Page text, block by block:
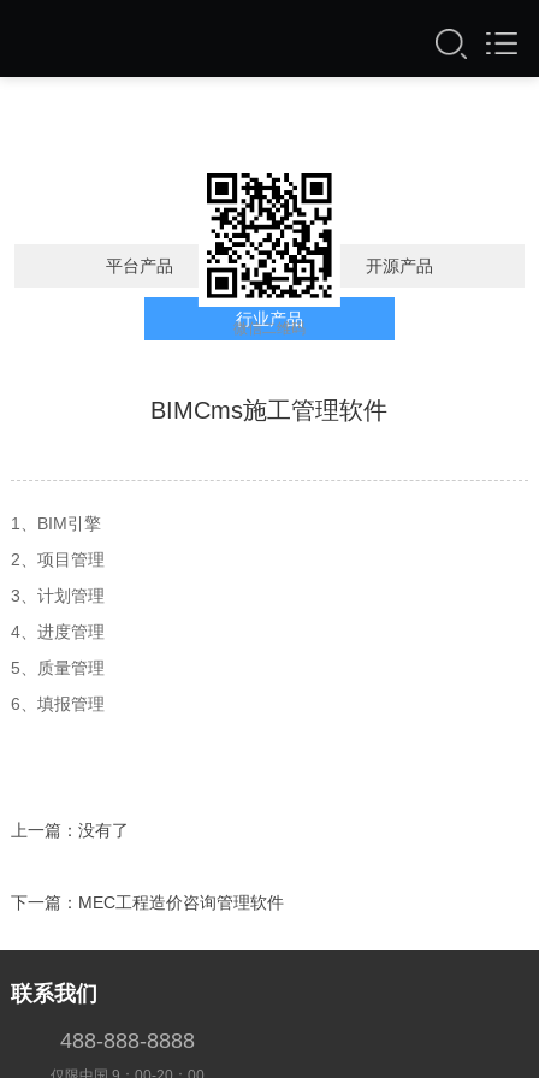
公司产品
平台产品 开源产品
行业产品
BIMCms施工管理软件
1、BIM引擎
2、项目管理
3、计划管理
4、进度管理
5、质量管理
6、填报管理
上一篇： 没有了
下一篇： MEC工程造价咨询管理软件
联系我们
488-888-8888
微信二维码